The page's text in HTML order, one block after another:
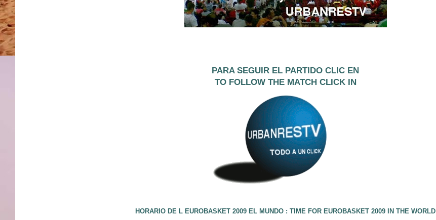
PARA SEGUIR EL PARTIDO CLIC EN
TO FOLLOW THE MATCH CLICK IN
HORARIO DE L EUROBASKET 2009 EL MUNDO : TIME FOR EUROBASKET 2009 IN THE WORLD